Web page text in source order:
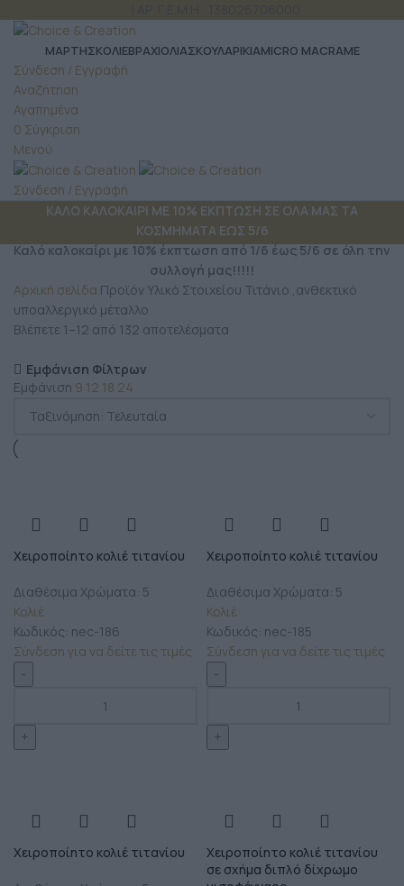
ΜΆΡΤΗΣΚΟΛΙΕΒΡΑΧΙΟΛΙΑΣΚΟΥΛΑΡΙΚΙΑMICRO MACRAME
Σύνδεση / Εγγραφή
Αναζήτηση
Αγαπημένα
0 Σύγκριση
Μενού
Σύνδεση / Εγγραφή
ΚΑΛΟ ΚΑΛΟΚΑΙΡΙ ΜΕ 10% ΕΚΠΤΩΣΗ ΣΕ ΟΛΑ ΜΑΣ ΤΑ
ΚΟΣΜΗΜΑΤΑ ΕΩΣ 5/6
Καλό καλοκαίρι με 10% έκπτωση από 1/6 έως 5/6 σε όλη την
συλλογή μας!!!!!
Αρχική σελίδα Προϊόν Υλικό Στοιχείου Τιτάνιο ,ανθεκτικό
υποαλλεργικό μέταλλο
Βλέπετε 1–12 από 132 αποτελέσματα
Εμφάνιση Φίλτρων
Εμφάνιση 9 12 18 24
Χειροποίητο κολιέ τιτανίου
Διαθέσιμα Χρώματα: 5
Κολιέ
Κωδικός: nec-186
Σύνδεση για να δείτε τις τιμές
Χειροποίητο κολιέ τιτανίου
Διαθέσιμα Χρώματα: 5
Κολιέ
Κωδικός: nec-185
Σύνδεση για να δείτε τις τιμές
Χειροποίητο κολιέ τιτανίου
Χειροποίητο κολιέ τιτανίου
σε σχήμα διπλό δίχρωμο